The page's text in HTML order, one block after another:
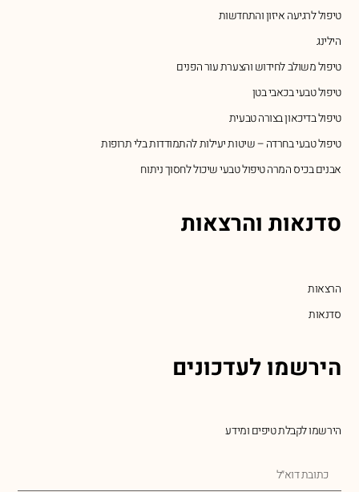
טיפול לרגיעה איזון והתחדשות
הילינג
טיפול משולב לחידוש והצערת עור הפנים
טיפול טבעי בכאבי בטן
טיפול בדיכאון בצורה טבעית
טיפול טבעי בחרדה – שיטות יעילות להתמודדות בלי תרופות
אבנים בכיס המרה טיפול טבעי שיכול לחסוך ניתוח
סדנאות והרצאות
הרצאות
סדנאות
הירשמו לעדכונים
הירשמו לקבלת טיפים ומידע